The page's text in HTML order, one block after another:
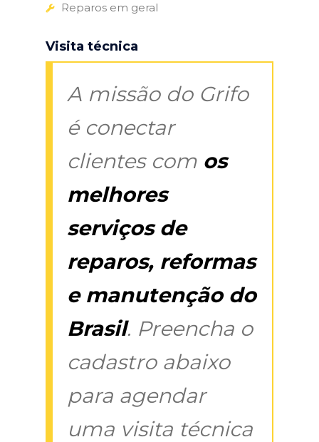
Reparos em geral
Visita técnica
A missão do Grifo
é conectar
clientes com os
melhores
serviços de
reparos, reformas
e manutenção do
Brasil. Preencha o
cadastro abaixo
para agendar
uma visita técnica